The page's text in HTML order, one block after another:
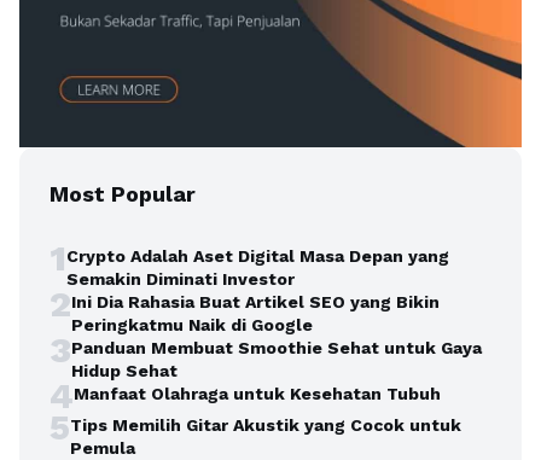
Most Popular
1Crypto Adalah Aset Digital Masa Depan yang
Semakin Diminati Investor
2Ini Dia Rahasia Buat Artikel SEO yang Bikin
Peringkatmu Naik di Google
3Panduan Membuat Smoothie Sehat untuk Gaya
Hidup Sehat
4Manfaat Olahraga untuk Kesehatan Tubuh
5Tips Memilih Gitar Akustik yang Cocok untuk
Pemula